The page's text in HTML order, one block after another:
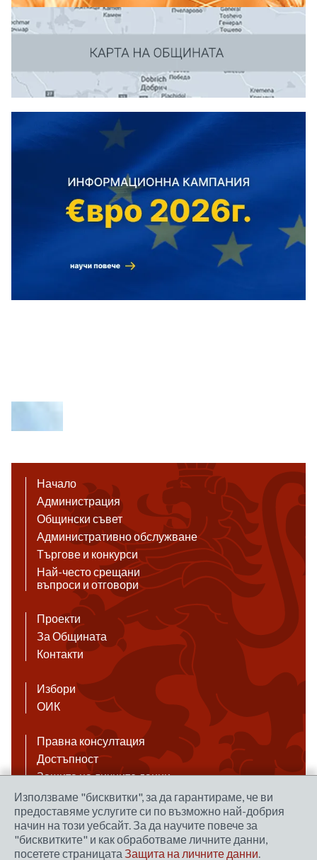
Начало
Администрация
Общински съвет
Административно обслужване
Търгове и конкурси
Най-често срещани
въпроси и отговори
Проекти
За Общината
Контакти
Избори
ОИК
Правна консултация
Достъпност
Защита на личните данни
Антикорупция
Връзки
Използваме "бисквитки", за да гарантираме, че ви
предоставяме услугите си по възможно най-добрия
начин на този уебсайт. За да научите повече за
"бисквитките" и как обработваме личните данни,
посетете страницата Защита на личните данни.